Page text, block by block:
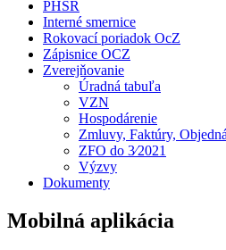
PHSR
Interné smernice
Rokovací poriadok OcZ
Zápisnice OCZ
Zverejňovanie
Úradná tabuľa
VZN
Hospodárenie
Zmluvy, Faktúry,
ZFO do 3⁄2021
Výzvy
Dokumenty
Mobilná aplikácia